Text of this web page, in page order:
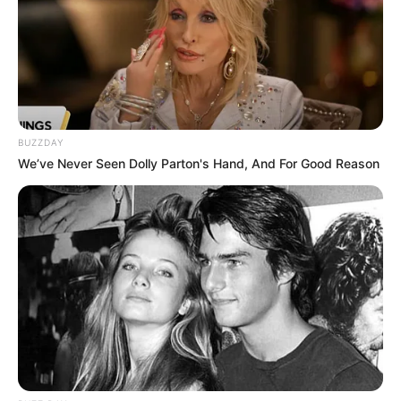
Hier geht es zu allen eingetragenen Veranstaltungen in
Schlitz und Umgebung
Ins Kino gehen gehört immer zu den beliebten
Freizeittägigkeiten; sie sind auch besonders für Kinder
und den Kindergeburtstag geeignet. Das gilt auch für
Kinoprogramme und beliebte Filme, die in bzw. in der
Umgebung von Schlitz und Willofs zu sehen sind.
BUZZDAY
We’ve Never Seen Dolly Parton's Hand, And For Good Reason